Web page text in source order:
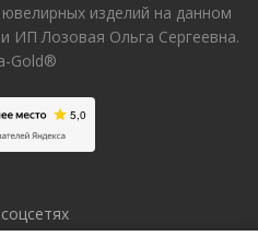
изделий на данном
ИП Лозовая Ольга Сергеевна.
Gold®